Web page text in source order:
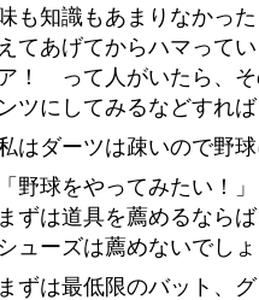
も知識もあまりなかっ
えてあげてからハマって
！ って人がいたら、そ
ンツにしてみるなどすれ
はダーツは疎いので野
「野球をやってみたい！
まずは道具を薦めるなら
シューズは薦めないでし
まずは最低限のバット、